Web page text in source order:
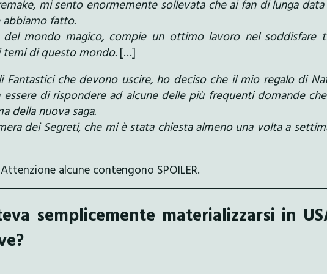
mi sento enormemente sollevata che ai fan di lunga data
fatto.
del mondo magico, compie un ottimo lavoro nel soddisfare
di questo mondo.[…]
che devono uscire, ho deciso che il mio regalo di
di rispondere ad alcune delle più frequenti domande
della nuova saga.
dei Segreti, che mi è stata chiesta almeno una volta a
alcune contengono SPOILER.
semplicemente materializzarsi in